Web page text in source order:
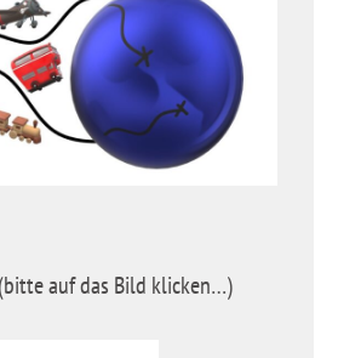
auf das Bild klicken…)